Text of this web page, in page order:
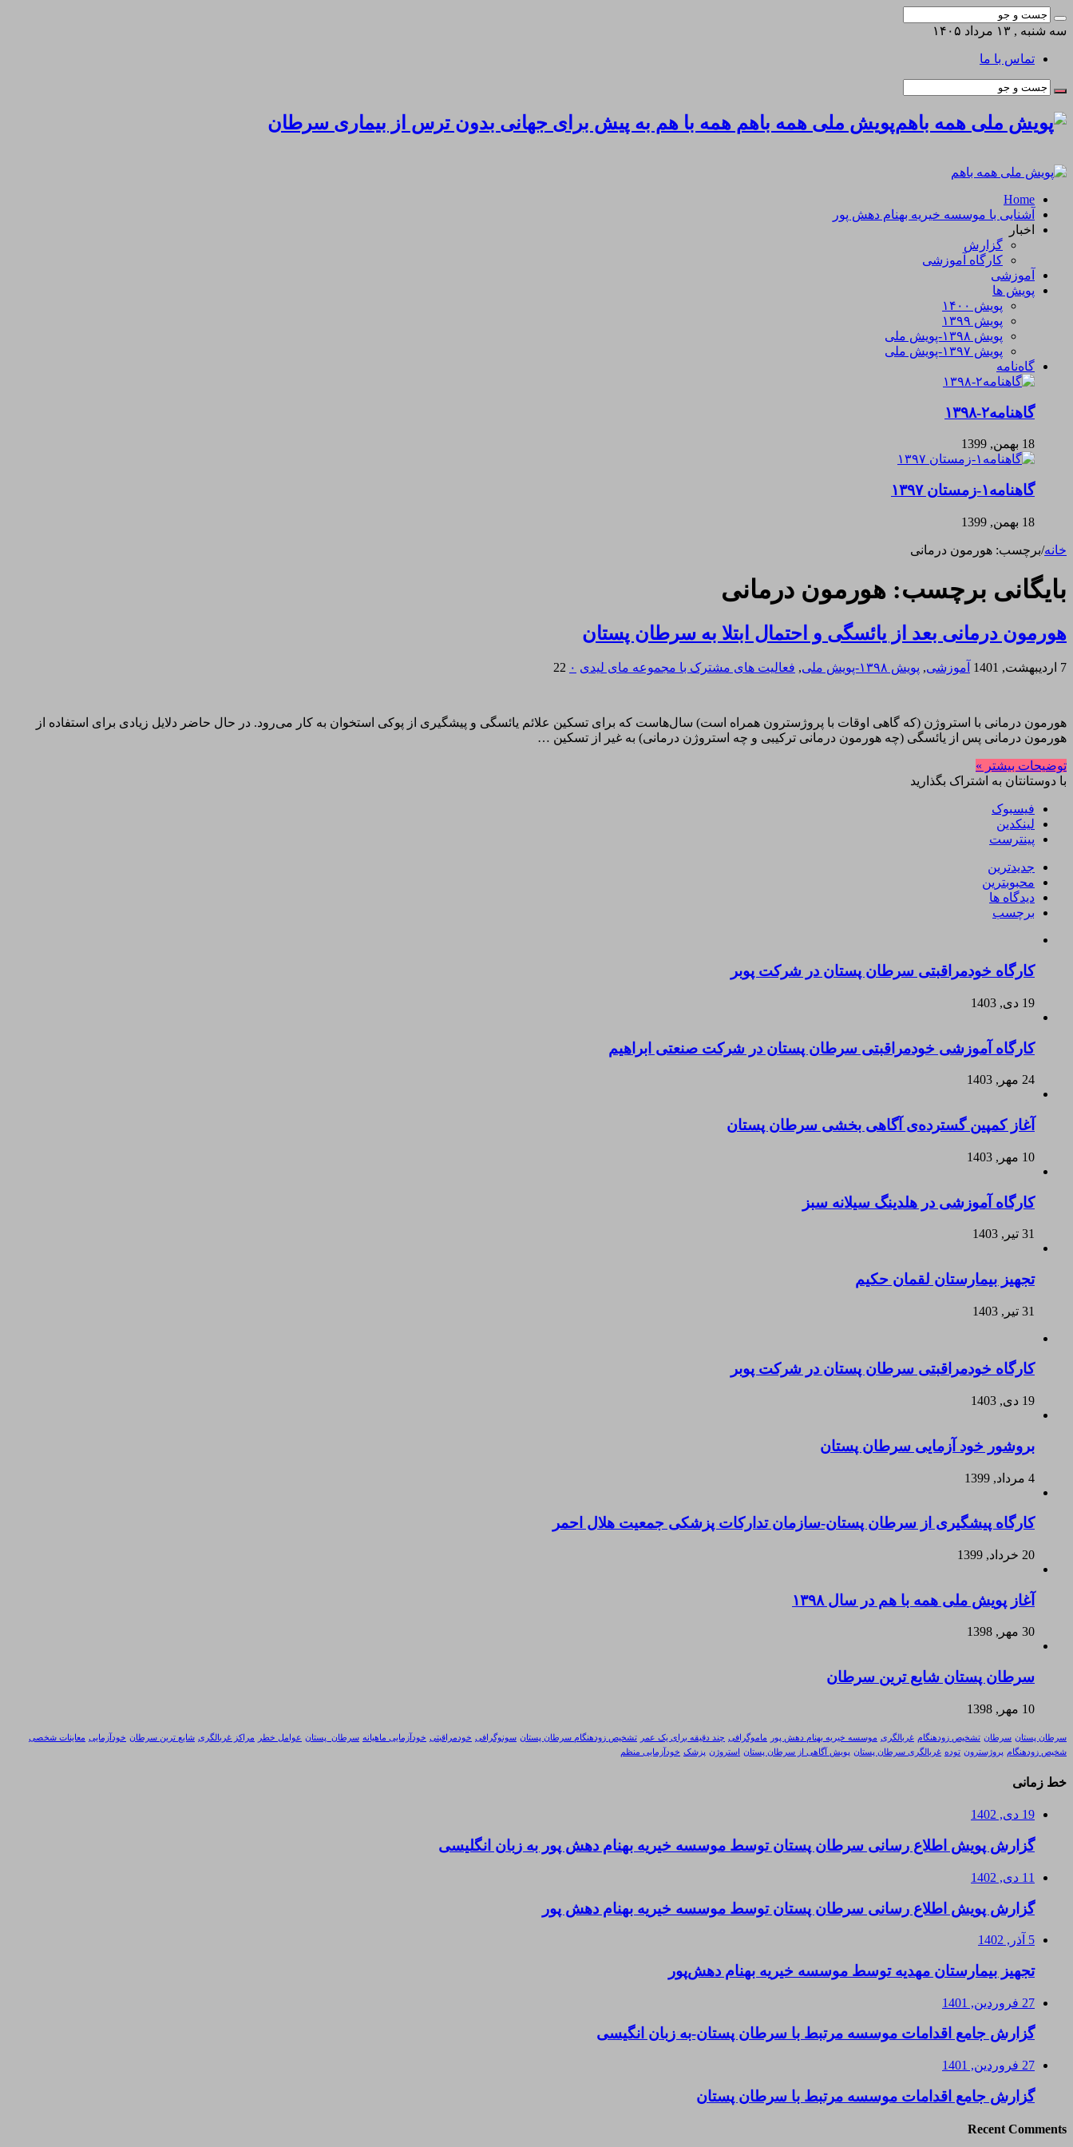
سه شنبه , ۱۳ مرداد ۱۴۰۵
تماس با ما
پویش ملی همه باهم همه با هم به پیش برای جهانی بدون ترس از بیماری سرطان
Home
آشنایی با موسسه خیریه بهنام دهش پور
اخبار
گزارش
کارگاه آموزشی
آموزشی
پویش ها
پویش ۱۴۰۰
پویش ۱۳۹۹
پویش ۱۳۹۸-پویش ملی
پویش ۱۳۹۷-پویش ملی
گاه‌نامه
گاهنامه۲-۱۳۹۸
18 بهمن, 1399
گاهنامه۱-زمستان ۱۳۹۷
18 بهمن, 1399
خانه/برچسب: هورمون درمانی
بایگانی برچسب: هورمون درمانی
هورمون درمانی بعد از یائسگی و احتمال ابتلا به سرطان پستان
7 اردیبهشت, 1401 آموزشی, پویش ۱۳۹۸-پویش ملی , فعالیت های مشترک با مجموعه مای لیدی ۰ 22
هورمون درمانی با استروژن (که گاهی اوقات با پروژسترون همراه است) سال‌هاست که برای تسکین علائم یائسگی و پیشگیری از پوکی استخوان به کار می‌رود. در حال حاضر دلایل زیادی برای استفاده از
هورمون درمانی پس از یائسگی (چه هورمون درمانی ترکیبی و چه استروژن درمانی) به غیر از تسکین …
توضیحات بیشتر »
با دوستانتان به اشتراک بگذارید
فیسبوک
لینکدین
پینترست
جدیدترین
محبوبترین
دیدگاه ها
برچسب
کارگاه خودمراقبتی سرطان پستان در شرکت پوبر
19 دی, 1403
کارگاه آموزشی خودمراقبتی سرطان پستان در شرکت صنعتی ابراهیم
24 مهر, 1403
آغاز کمپین گسترده‌ی آگاهی بخشی سرطان پستان
10 مهر, 1403
کارگاه آموزشی در هلدینگ سیلانه سبز
31 تیر, 1403
تجهیز بیمارستان لقمان حکیم
31 تیر, 1403
کارگاه خودمراقبتی سرطان پستان در شرکت پوبر
19 دی, 1403
بروشور خود آزمایی سرطان پستان
4 مرداد, 1399
کارگاه پیشگیری از سرطان پستان-سازمان تدارکات پزشکی جمعیت هلال احمر
20 خرداد, 1399
آغاز پویش ملی همه با هم در سال ۱۳۹۸
30 مهر, 1398
سرطان پستان شایع ترین سرطان
10 مهر, 1398
سرطان پستان سرطان تشخیص زودهنگام غربالگری موسسه خیریه بهنام دهش پور ماموگرافی چند دقیقه برای یک عمر تشخیص زودهنگام سرطان پستان سونوگرافی خودمراقبتی خودآزمایی ماهیانه سرطان_پستان عوامل خطر مراکز غربالگری شایع ترین سرطان خودآزمایی معاینات شخصی
شخیص زودهنگام پروژسترون توده غربالگری سرطان پستان پویش آگاهی از سرطان پستان استروژن پزشک خودآزمایی منظم
خط زمانی
19 دی, 1402
گزارش پویش اطلاع رسانی سرطان پستان توسط موسسه خیریه بهنام دهش پور به زبان انگلیسی
11 دی, 1402
گزارش پویش اطلاع رسانی سرطان پستان توسط موسسه خیریه بهنام دهش پور
5 آذر, 1402
تجهیز بیمارستان مهدیه توسط موسسه خیریه بهنام دهش‌پور
27 فروردین, 1401
گزارش جامع اقدامات موسسه مرتبط با سرطان پستان-به زبان انگیسی
27 فروردین, 1401
گزارش جامع اقدامات موسسه مرتبط با سرطان پستان
Recent Comments